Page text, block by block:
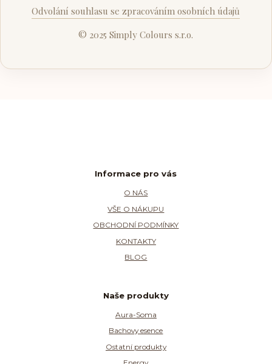
Odvolání souhlasu se zpracováním osobních údajů
© 2025 Simply Colours s.r.o.
Informace pro vás
O NÁS
VŠE O NÁKUPU
OBCHODNÍ PODMÍNKY
KONTAKTY
BLOG
Naše produkty
Aura-Soma
Bachovy esence
Ostatní produkty